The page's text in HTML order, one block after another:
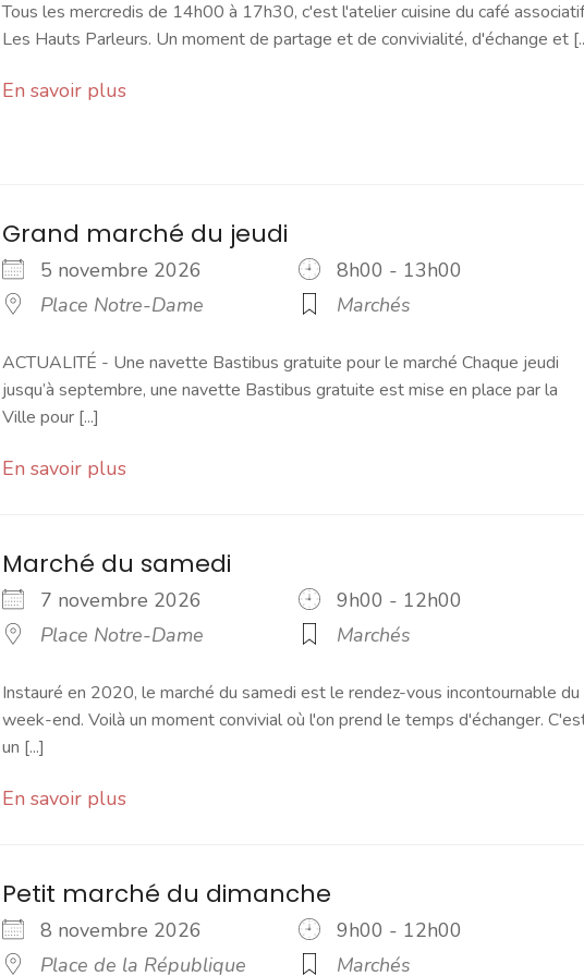
Tous les mercredis de 14h00 à 17h30, c'est l'atelier cuisine du café associatif
Les Hauts Parleurs. Un moment de partage et de convivialité, d'échange et
En savoir plus
Grand marché du jeudi
5 novembre 2026
8h00 - 13h00
Place Notre-Dame
Marchés
ACTUALITÉ - Une navette Bastibus gratuite pour le marché Chaque jeudi
jusqu’à septembre, une navette Bastibus gratuite est mise en place par la
Ville pour [...]
En savoir plus
Marché du samedi
7 novembre 2026
9h00 - 12h00
Place Notre-Dame
Marchés
Instauré en 2020, le marché du samedi est le rendez-vous incontournable du
week-end. Voilà un moment convivial où l'on prend le temps d'échanger.
un [...]
En savoir plus
Petit marché du dimanche
8 novembre 2026
9h00 - 12h00
Place de la République
Marchés